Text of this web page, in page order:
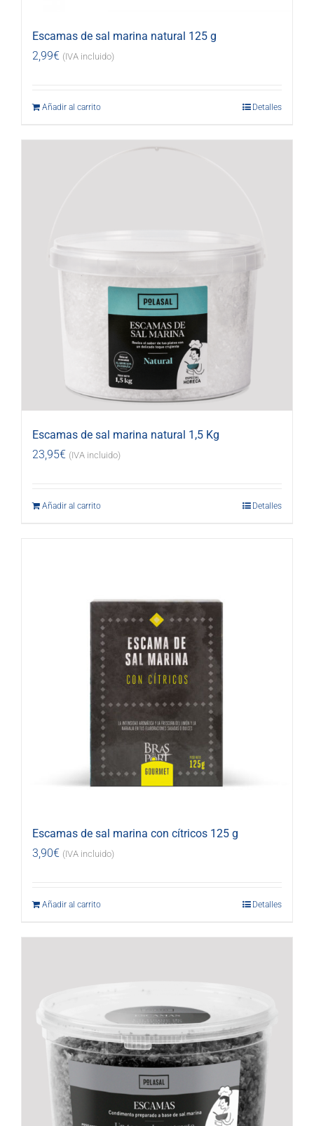
Escamas de sal marina natural 125 g
2,99€ (IVA incluido)
Añadir al carrito Detalles
Escamas de sal marina natural 1,5 Kg
23,95€ (IVA incluido)
Añadir al carrito Detalles
Escamas de sal marina con cítricos 125 g
3,90€ (IVA incluido)
Añadir al carrito Detalles